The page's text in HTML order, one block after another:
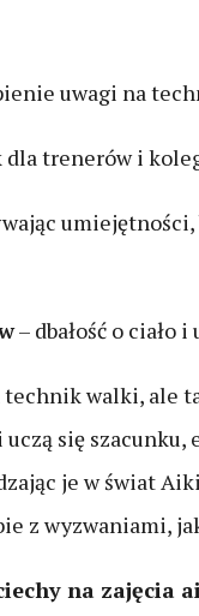
uwagi na
dla trenerów i
umiejętności,
– dbałość o ciało
walki, ale
się szacunku,
je w świat
z wyzwaniami,
na zajęcia